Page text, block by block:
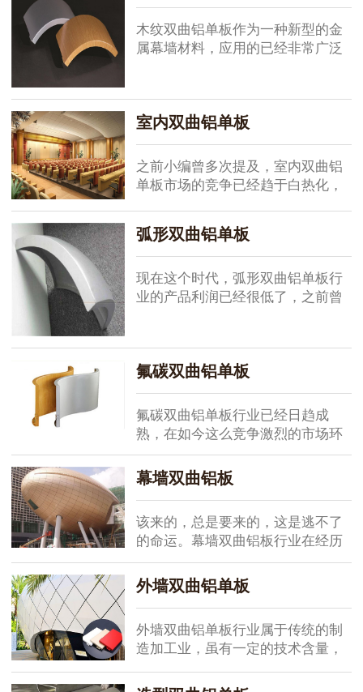
木纹双曲铝单板作为一种新型的金
属幕墙材料，应用的已经非常广泛
么大的影响力呢?我们知道，玻璃、
石材是传...
室内双曲铝单板
之前小编曾多次提及，室内双曲铝
单板市场的竞争已经趋于白热化，
现。现在，室内双曲铝单板行业虽
然前途光明，但仍处于比较低迷的
态势，而且日...
弧形双曲铝单板
现在这个时代，弧形双曲铝单板行
业的产品利润已经很低了，之前曾
讨下弧形双曲铝单板企业该如何在
这个时代中...
氟碳双曲铝单板
氟碳双曲铝单板行业已经日趋成
熟，在如今这么竞争激烈的市场环
境下，仅仅只是依靠传统的线下销
售模式恐怕已经不再有很大的优势
了。在互联网快速发展的如今，只
能适应这个大...
幕墙双曲铝板
该来的，总是要来的，这是逃不了
的命运。幕墙双曲铝板行业在经历
了二三十年的快速发展之后，现在
似乎已经陷入瓶颈期了，无论是生
产加工技术上，抑或是幕墙设计方
面，都没有...
外墙双曲铝单板
外墙双曲铝单板行业属于传统的制
造加工业，虽有一定的技术含量，
业数量的大幅增加，市场竞争非常